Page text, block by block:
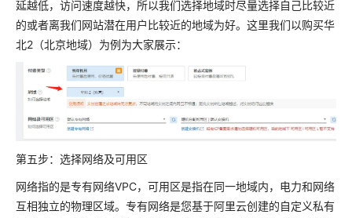
延越低，访问速度越快，所以我们选择地域时尽量选择自己比较近
的或者离我们网站潜在用户比较近的地域为好。这里我们以购买华
北2（北京地域）为例为大家展示：
第五步：选择网络及可用区
网络指的是专有网络VPC，可用区是指在同一地域内，电力和网络
互相独立的物理区域。专有网络是您基于阿里云创建的自定义私有